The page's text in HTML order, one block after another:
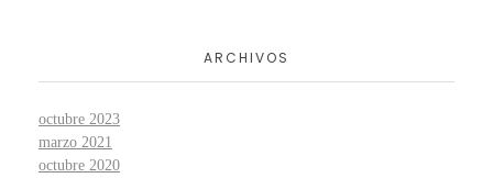
ARCHIVOS
octubre 2023
marzo 2021
octubre 2020